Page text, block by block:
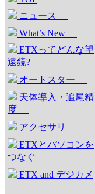
ニュース
What’s New
ETXってどんな望
遠鏡?
オートスター
天体導入・追尾精
度
アクセサリ
ETXとパソコンを
つなぐ
ETX and デジカメ